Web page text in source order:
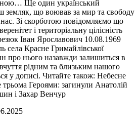
Ще один український
земляк, що воював за мир та свободу
Зі скорботою повідомляємо що
і територіальну цілісність
Іван Ярославович 10.08.1969
села Красне Гримайлівської
про нього назавжди залишиться в
рідним та близьким нашого
у дописі. Читайте також: Небесне
Героями: загинули Анатолій
і Захар Венчур